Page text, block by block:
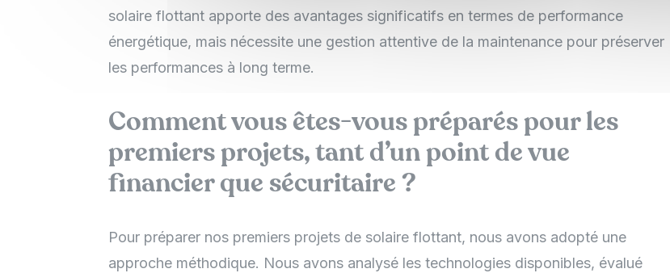
solaire flottant apporte des avantages significatifs en termes de performance
énergétique, mais nécessite une gestion attentive de la maintenance pour préserver
les performances à long terme.
Comment vous êtes-vous préparés pour les
premiers projets, tant d’un point de vue
financier que sécuritaire ?
Pour préparer nos premiers projets de solaire flottant, nous avons adopté une
approche méthodique. Nous avons analysé les technologies disponibles, évalué